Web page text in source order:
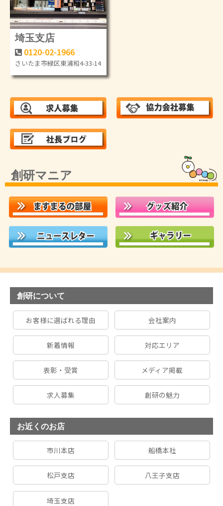
埼玉支店
0120-02-1966
さいたま市緑区東浦和4-33-14
創研マニア
創研について
お客様に選ばれる理由 会社案内
新着情報 対応エリア
表彰・受賞 メディア掲載
求人募集 創研の魅力
お近くのお店
市川本店 船橋本社
松戸支店 八王子支店
埼玉支店